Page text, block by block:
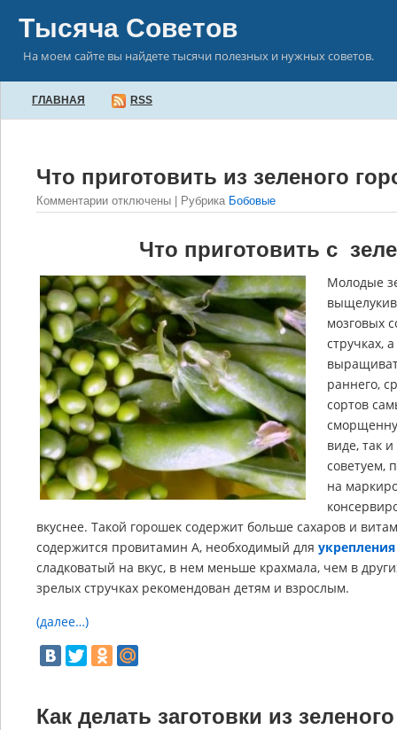
Тысяча Советов
На моем сайте вы найдете тысячи полезных и нужных советов.
ГЛАВНАЯ RSS
Что приготовить из зеленого
Комментарии отключены | Рубрика Бобовые
Что приготовить с
Молодые
мозговых
стручках,
раннего,
сортов
виде, так
советуем,
на
вкуснее. Такой горошек содержит больше сахаров и
содержится провитамин А, необходимый для
сладковатый на вкус, в нем меньше крахмала, чем в
зрелых стручках рекомендован детям и взрослым.
(далее…)
Как делать заготовки из